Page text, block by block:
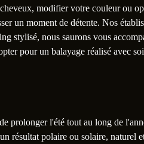
modifier votre couleur ou
un moment de détente. Nos
stylisé, nous saurons vous
pour un balayage réalisé avec
prolonger l'été tout au long de
résultat polaire ou solaire, naturel